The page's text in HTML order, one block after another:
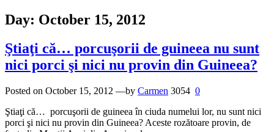
Day: October 15, 2012
Ştiaţi că… porcuşorii de guineea nu sunt
nici porci şi nici nu provin din Guineea?
Posted on October 15, 2012 —by Carmen 3054 0
Ştiaţi că… porcuşorii de guineea în ciuda numelui lor, nu sunt nici
porci şi nici nu provin din Guineea? Aceste rozătoare provin, de